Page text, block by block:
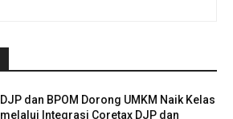
DJP dan BPOM Dorong UMKM Naik Kelas
melalui Integrasi Coretax DJP dan